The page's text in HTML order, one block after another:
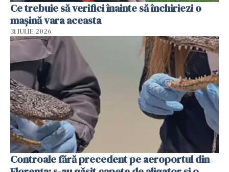
Ce trebuie să verifici înainte să închiriezi o
mașină vara aceasta
31 IULIE 2026
Controale fără precedent pe aeroportul din